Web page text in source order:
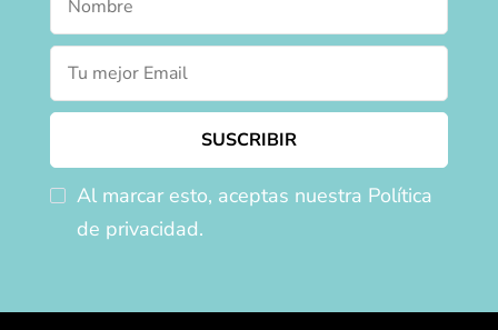
Al marcar esto, aceptas nuestra Política
de privacidad.